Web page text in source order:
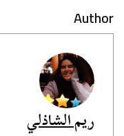
Author
ريم الشاذلي